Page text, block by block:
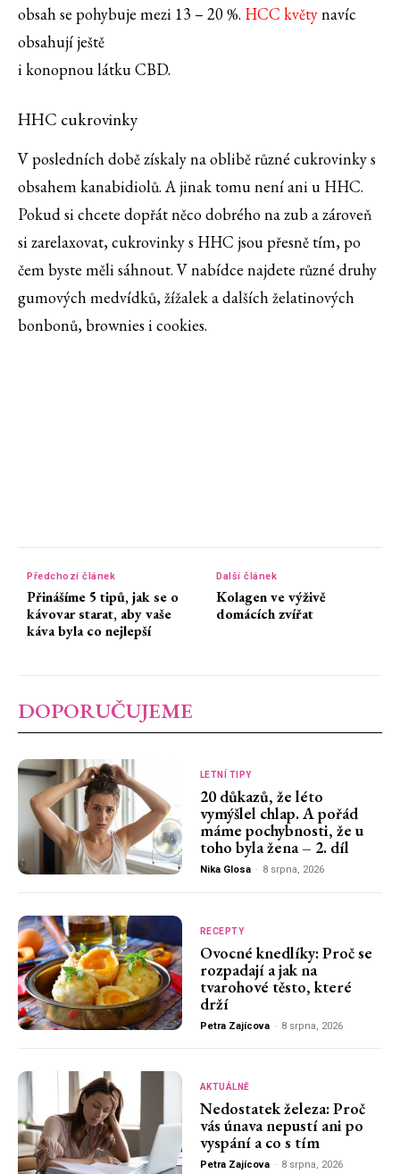
obsah se pohybuje mezi 13 – 20 %. HCC květynavíc
obsahují ještě
i konopnou látku CBD.
HHC cukrovinky
V posledních době získaly na oblibě různé cukrovinky s
obsahem kanabidiolů. A jinak tomu není ani u HHC.
Pokud si chcete dopřát něco dobrého na zub a zároveň
si zarelaxovat, cukrovinky s HHC jsou přesně tím, po
čem byste měli sáhnout. V nabídce najdete různé druhy
gumových medvídků, žížalek a dalších želatinových
bonbonů, brownies i cookies.
Předchozí článek
Přinášíme 5 tipů, jak se o
kávovar starat, aby vaše
káva byla co nejlepší
Další článek
Kolagen ve výživě
domácích zvířat
DOPORUČUJEME
LETNÍ TIPY
20 důkazů, že léto
vymýšlel chlap. A pořád
máme pochybnosti, že u
toho byla žena – 2. díl
Nika Glosa - 8 srpna, 2026
RECEPTY
Ovocné knedlíky: Proč se
rozpadají a jak na
tvarohové těsto, které
drží
Petra Zajícova - 8 srpna, 2026
AKTUÁLNĚ
Nedostatek železa: Proč
vás únava nepustí ani po
vyspání a co s tím
Petra Zajícova - 8 srpna, 2026